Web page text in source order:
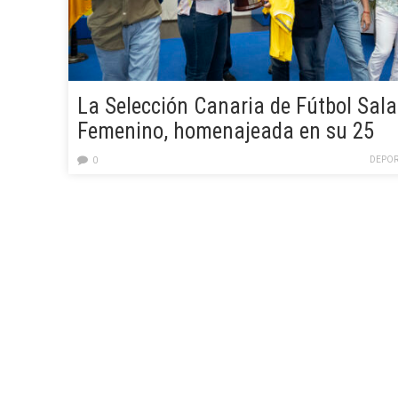
La Selección Canaria de Fútbol Sala
Femenino, homenajeada en su 25
aniversario como campeonas de
0